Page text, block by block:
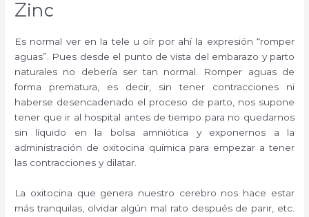
Zinc
Es normal ver en la tele u oír por ahí la expresión “romper
aguas”. Pues desde el punto de vista del embarazo y parto
naturales no debería ser tan normal. Romper aguas de
forma prematura, es decir, sin tener contracciones ni
haberse desencadenado el proceso de parto, nos supone
tener que ir al hospital antes de tiempo para no quedarnos
sin líquido en la bolsa amniótica y exponernos a la
administración de oxitocina química para empezar a tener
las contracciones y dilatar.
La oxitocina que genera nuestro cerebro nos hace estar
más tranquilas, olvidar algún mal rato después de parir, etc.